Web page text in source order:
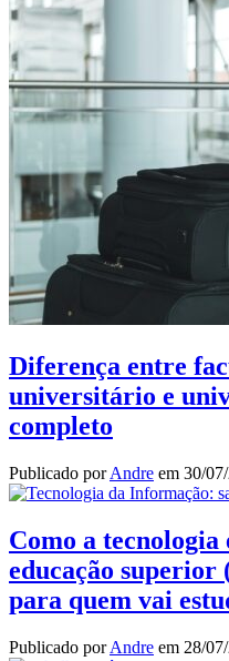
Diferença entre
universitário e
completo
Publicado porAndre em 30/
Como a tecnologia
educação superior
para quem vai
Publicado porAndre em 28/